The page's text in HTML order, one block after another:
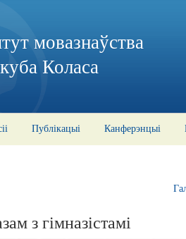
мовазнаўства
Коласа
Публікацыі Канферэнцыі
з гімназістамі